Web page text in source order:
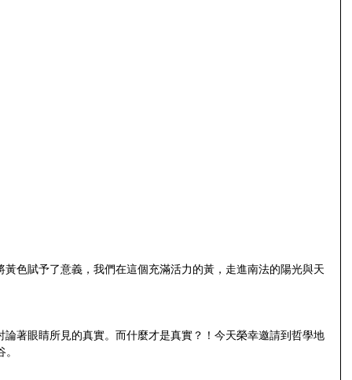
色賦予了意義，我們在這個充滿活力的黃，走進南法的陽光與天
著眼睛所見的真實。而什麼才是真實？！今天榮幸邀請到哲學地